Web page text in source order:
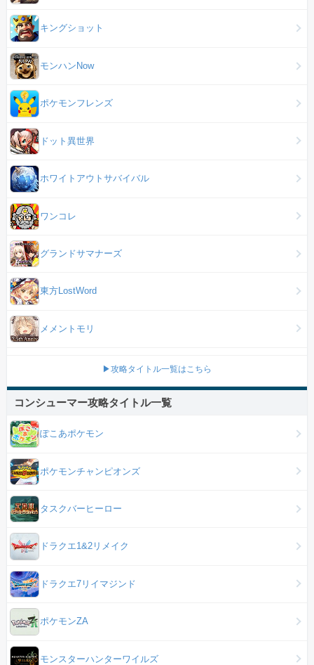
キングショット
モンハンNow
ポケモンフレンズ
ドット異世界
ホワイトアウトサバイバル
ワンコレ
グランドサマナーズ
東方LostWord
メメントモリ
▶攻略タイトル一覧はこちら
コンシューマー攻略タイトル一覧
ぽこあポケモン
ポケモンチャンピオンズ
タスクバーヒーロー
ドラクエ1&2リメイク
ドラクエ7リイマジンド
ポケモンZA
モンスターハンターワイルズ